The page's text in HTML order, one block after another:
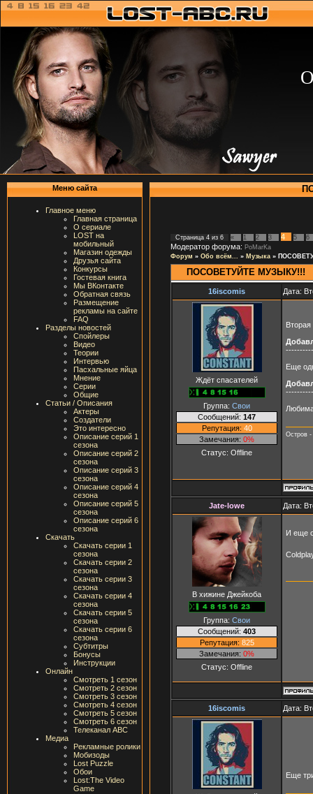
Меню сайта
Главное меню
Главная страница
О сериале
LOST на
мобильный
Магазин одежды
Друзья сайта
Конкурсы
Гостевая книга
Мы ВКонтакте
Обратная связь
Размещение
рекламы на сайте
FAQ
Разделы новостей
Спойлеры
Видео
Теории
Интервью
Пасхальные яйца
Мнение
Серии
Общие
Статьи / Описания
Актеры
Создатели
Это интересно
Описание серий 1
сезона
Описание серий 2
сезона
Описание серий 3
сезона
Описание серий 4
сезона
Описание серий 5
сезона
Описание серий 6
сезона
Скачать
Скачать серии 1
сезона
Скачать серии 2
сезона
Скачать серии 3
сезона
Скачать серии 4
сезона
Скачать серии 5
сезона
Скачать серии 6
сезона
Субтитры
Бонусы
Инструкции
Онлайн
Смотреть 1 сезон
Смотреть 2 сезон
Смотреть 3 сезон
Смотреть 4 сезон
Смотреть 5 сезон
Смотреть 6 сезон
Телеканал ABC
Медиа
Рекламные ролики
Мобизоды
Lost Puzzle
Обои
Lost:The Video
Game
Страница 4 из 6 « 1 2 3 4 5 6
Модератор форума: PoMarKa
Форум » Обо всём... » Музыка »
ПОСОВЕТУЙТЕ МУЗЫКУ!!!
16iscomis Дата:
Ждёт спасателей
Группа: Свои
Сообщений: 147
Репутация: 40
Замечания: 0%
Статус: Offline
Еще
Остров
Jate-lowe Дата:
В хижине Джейкоба
Группа: Свои
Сообщений: 403
Репутация: 825
Замечания: 0%
Статус: Offline
И еще
16iscomis Дата:
Еще